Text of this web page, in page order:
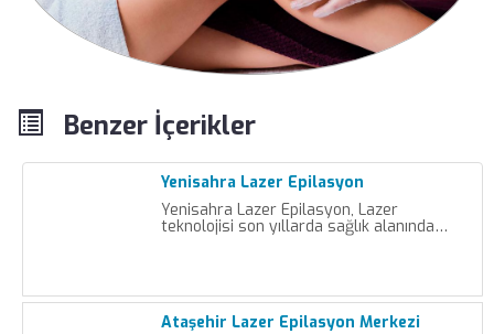
Benzer İçerikler
Yenisahra Lazer Epilasyon
Yenisahra Lazer Epilasyon, Lazer
teknolojisi son yıllarda sağlık alanında…
Ataşehir Lazer Epilasyon Merkezi